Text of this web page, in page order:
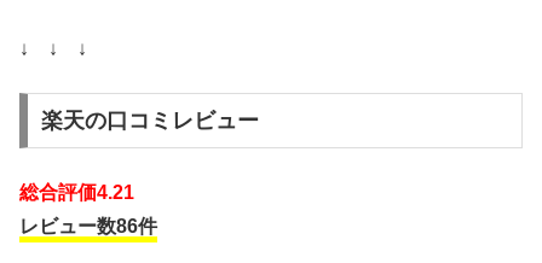
↓ ↓ ↓
楽天の口コミレビュー
総合評価4.21
レビュー数86件